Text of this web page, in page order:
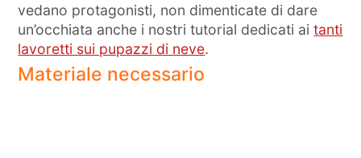
vedano protagonisti, non dimenticate di dare
un’occhiata anche i nostri tutorial dedicati aitanti
lavoretti sui pupazzi di neve.
Materiale necessario